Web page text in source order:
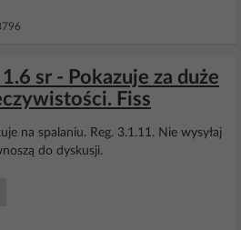
sr - Pokazuje za duże
Fiss
na spalaniu. Reg. 3.1.11. Nie wysyłaj
do dyskusji.